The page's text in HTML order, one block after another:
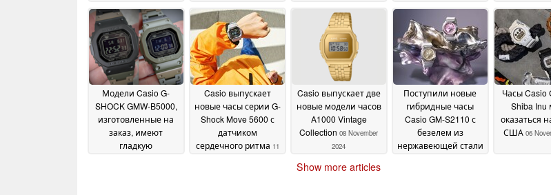
рынок США14
November 2024
сроком службы
батареи13 November
2024
13
Модели Casio G-
SHOCK GMW-B5000,
изготовленные на
заказ, имеют
гладкую
Casio выпускает
новые часы серии G-
Shock Move 5600 с
датчиком
сердечного ритма 11
Casio выпускает две
новые модели часов
A1000 Vintage
Collection 08 November
2024
Поступили новые
гибридные часы
Casio GM-S2110 с
безелем из
нержавеющей стали
Часы Casio
Shiba Inu
оказаться
США 06
Show more articles